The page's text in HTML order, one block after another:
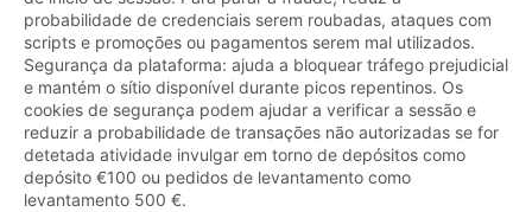
probabilidade de credenciais serem roubadas, ataques com
scripts e promoções ou pagamentos serem mal utilizados.
Segurança da plataforma: ajuda a bloquear tráfego prejudicial
e mantém o sítio disponível durante picos repentinos. Os
cookies de segurança podem ajudar a verificar a sessão e
reduzir a probabilidade de transações não autorizadas se for
detetada atividade invulgar em torno de depósitos como
depósito €100 ou pedidos de levantamento como
levantamento 500 €.